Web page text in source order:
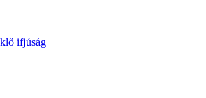
ifjúság